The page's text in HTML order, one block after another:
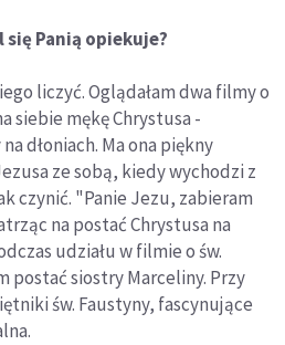
się Panią opiekuje?
liczyć. Oglądałam dwa filmy o
siebie mękę Chrystusa -
dłoniach. Ma ona piękny
ze sobą, kiedy wychodzi z
czynić. "Panie Jezu, zabieram
na postać Chrystusa na
udziału w filmie o św.
postać siostry Marceliny. Przy
św. Faustyny, fascynujące